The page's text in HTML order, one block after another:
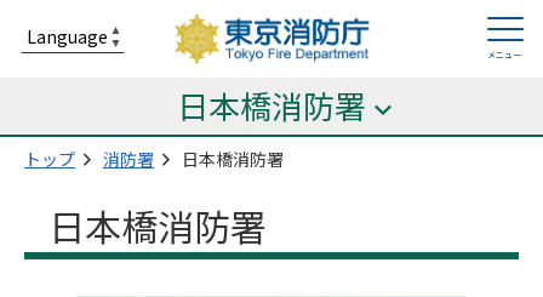
日本橋消防署
トップ 消防署 日本橋消防署
日本橋消防署